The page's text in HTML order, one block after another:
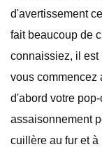
d'avertissement
fait beaucoup de
connaissiez, il est
vous commencez
d'abord votre
assaisonnement
cuillère au fur et